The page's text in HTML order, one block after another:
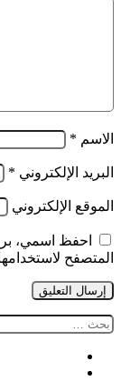
الاسم *
البريد الإلكتروني *
الموقع الإلكتروني
احفظ اسمي،
المتصفح
البحث